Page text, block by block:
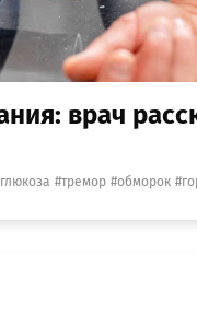
врач
глюкоза тремор обморок